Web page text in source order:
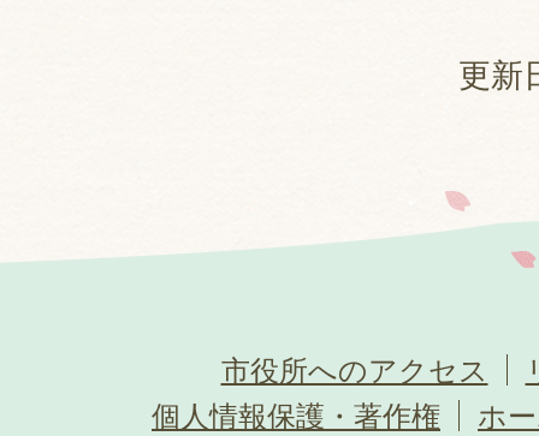
更新
市役所へのアクセス
個人情報保護・著作権
ホ